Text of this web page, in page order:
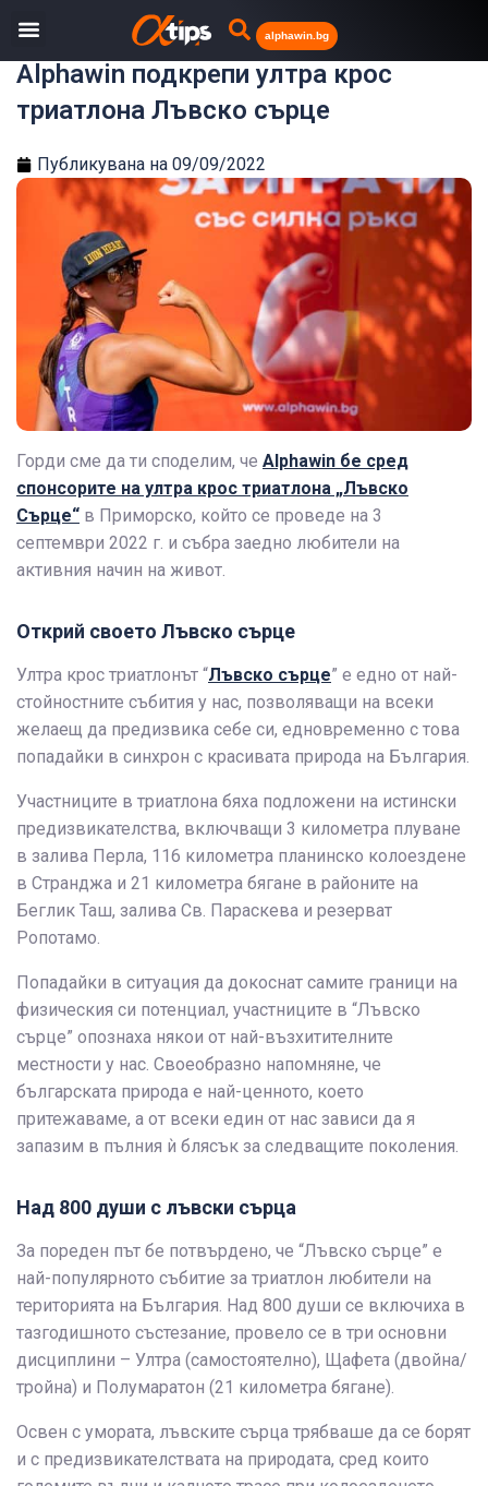
alphawin.bg
Alphawin подкрепи ултра крос
триатлона Лъвско сърце
Публикувана на 09/09/2022
Горди сме да ти споделим, че Alphawin бе сред
спонсорите на ултра крос триатлона „Лъвско
Сърце“ в Приморско, който се проведе на 3
септември 2022 г. и събра заедно любители на
активния начин на живот.
Открий своето Лъвско сърце
Ултра крос триатлонът “Лъвско сърце” е едно от най-
стойностните събития у нас, позволяващи на всеки
желаещ да предизвика себе си, едновременно с това
попадайки в синхрон с красивата природа на България.
Участниците в триатлона бяха подложени на истински
предизвикателства, включващи 3 километра плуване
в залива Перла, 116 километра планинско колоездене
в Странджа и 21 километра бягане в районите на
Беглик Таш, залива Св. Параскева и резерват
Ропотамо.
Попадайки в ситуация да докоснат самите граници на
физическия си потенциал, участниците в “Лъвско
сърце” опознаха някои от най-възхитителните
местности у нас. Своеобразно напомняне, че
българската природа е най-ценното, което
притежаваме, а от всеки един от нас зависи да я
запазим в пълния ѝ блясък за следващите поколения.
Над 800 души с лъвски сърца
За пореден път бе потвърдено, че “Лъвско сърце” е
най-популярното събитие за триатлон любители на
територията на България. Над 800 души се включиха в
тазгодишното състезание, провело се в три основни
дисциплини – Ултра (самостоятелно), Щафета (двойна/
тройна) и Полумаратон (21 километра бягане).
Освен с умората, лъвските сърца трябваше да се борят
и с предизвикателствата на природата, сред които